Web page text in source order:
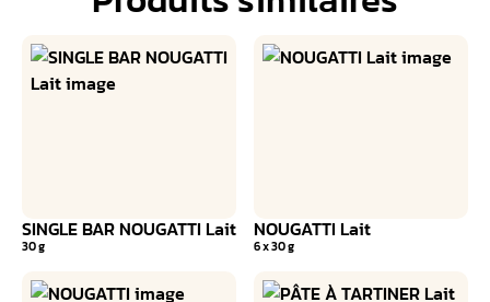
SINGLE BAR NOUGATTI Lait
30 g
NOUGATTI Lait
6 x 30 g